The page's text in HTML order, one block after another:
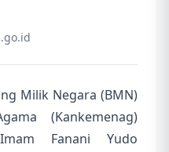
Milik Negara (BMN)
(Kankemenag)
Fanani Yudo